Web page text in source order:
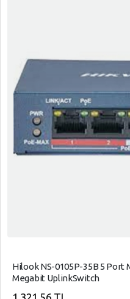
Hilook NS-0105P-35B 5 Port
Megabit UplinkSwitch